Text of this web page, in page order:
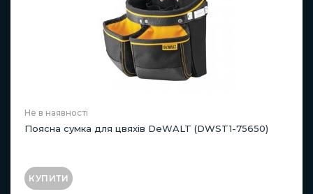
Не в наявності
Поясна сумка для цвяхів DeWALT (DWST1-75650)
КУПИТИ